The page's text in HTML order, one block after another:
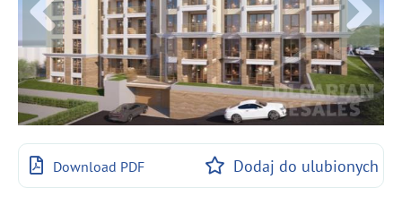
Download PDF Dodaj do ulubionych